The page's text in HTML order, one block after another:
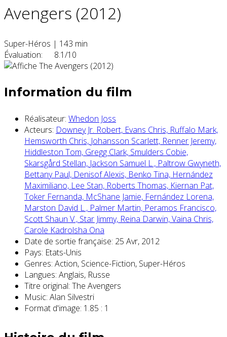
Avengers (2012)
Super-Héros | 143 min
Évaluation:
8.1/10
Information du film
Réalisateur: Whedon Joss
Acteurs: Downey Jr. Robert, Evans Chris, Ruffalo Mark,
Hemsworth Chris, Johansson Scarlett, Renner Jeremy,
Hiddleston Tom, Gregg Clark, Smulders Cobie,
Skarsgård Stellan, Jackson Samuel L., Paltrow Gwyneth,
Bettany Paul, Denisof Alexis, Benko Tina, Hernández
Maximiliano, Lee Stan, Roberts Thomas, Kiernan Pat,
Toker Fernanda, McShane Jamie, Fernández Lorena,
Marston David L., Palmer Martin, Peramos Francisco,
Scott Shaun V., Star Jimmy, Reina Darwin,Vaina Chris,
Carole Kadrolsha Ona
Date de sortie française: 25 Avr, 2012
Pays: Etats-Unis
Genres: Action, Science-Fiction, Super-Héros
Langues: Anglais, Russe
Titre original: The Avengers
Music: Alan Silvestri
Format d'image: 1.85 : 1